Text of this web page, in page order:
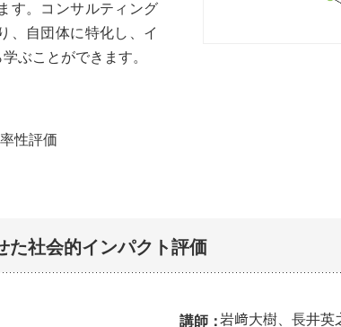
す。コンサルティング
、自団体に特化し、イ
ぶことができます。
性評価
た社会的インパクト評価
講師：岩﨑大樹、長井英